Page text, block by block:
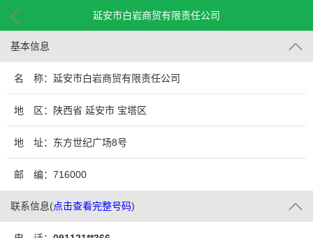
延安市白岩商贸有限责任公司
基本信息
名 称：延安市白岩商贸有限责任公司
地 区：陕西省 延安市 宝塔区
地 址：东方世纪广场8号
邮 编：716000
联系信息(点击查看完整号码)